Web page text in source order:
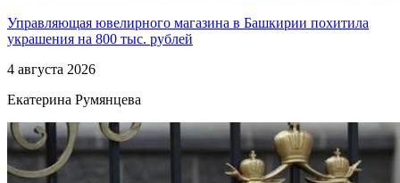
Управляющая ювелирного магазина в Башкирии похитила
украшения на 800 тыс. рублей
4 августа 2026
Екатерина Румянцева